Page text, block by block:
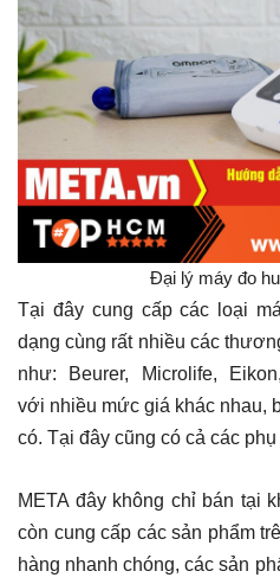
Đại lý máy đo
Tại đây cung cấp các loại
dạng cùng rất nhiều các
như: Beurer, Microlife,
với nhiều mức giá khác nhau,
có. Tại đây cũng có cả các
META đây không chỉ bán tại
còn cung cấp các sản phẩm
hàng nhanh chóng, các sản